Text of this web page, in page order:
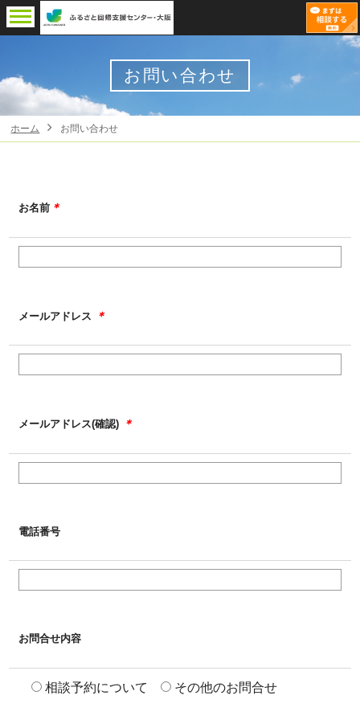
お問い合わせ
ホーム お問い合わせ
お名前 ＊
メールアドレス ＊
メールアドレス(確認) ＊
電話番号
お問合せ内容
相談予約について その他のお問合せ